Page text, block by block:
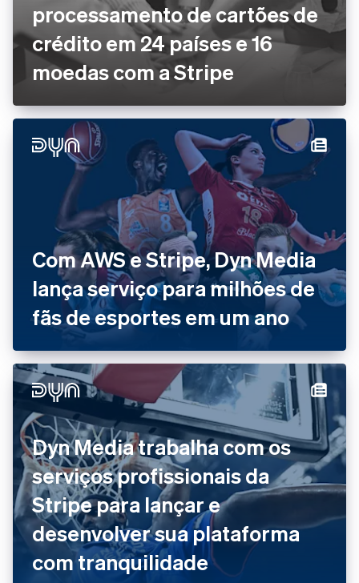
processamento de cartões de
crédito em 24 países e 16
moedas com a Stripe
Com AWS e Stripe, Dyn Media
lança serviço para milhões de
fãs de esportes em um ano
Dyn Media trabalha com os
serviços profissionais da
Stripe para lançar e
desenvolver sua plataforma
com tranquilidade